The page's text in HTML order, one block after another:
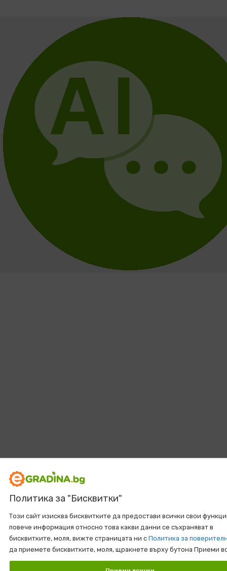
Политика за "Бисквитки"
Този сайт изисква бисквитките да предостави всички свои
повече информация относно това какви данни се съхраняват в
бисквитките, моля, вижте страницата ни с Политика за
да приемете бисквитките, моля, щракнете върху бутона Приеми